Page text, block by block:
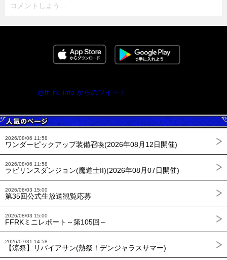
コメントしよう...
@ff_rk_info からのツイート
2026/08/06 11:58
ワンダーピックアップ装備召喚(2026年08月12日開催)
2026/08/06 11:58
ラビリンスダンジョン(魔道士II)(2026年08月07日開催)
2026/08/03 15:00
第35回公式生放送観覧応募
2026/08/03 15:00
FFRKミニレポート～第105回～
2026/07/31 14:58
【涼祭】リバイアサン(熱祭！デンジャラスサマー)